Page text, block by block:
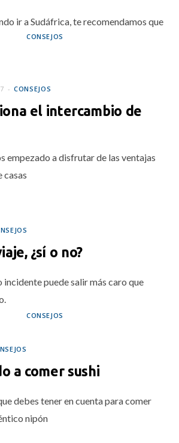
ir a Sudáfrica, te recomendamos que
CONSEJOS
Sudáfrica
NOVIEMBRE 20, 2017
CONSEJOS
el intercambio de
empezado a disfrutar de las ventajas
casas
¿sí o no?
incidente puede salir más caro que
CONSEJOS
a comer sushi
debes tener en cuenta para comer
nipón